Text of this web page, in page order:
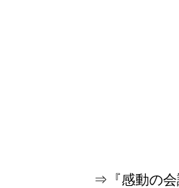
⇒『感動の会